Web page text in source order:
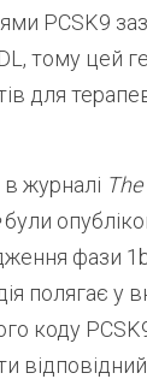
PCSK9
тому цей
для
журналі
були
фази
полягає у
коду